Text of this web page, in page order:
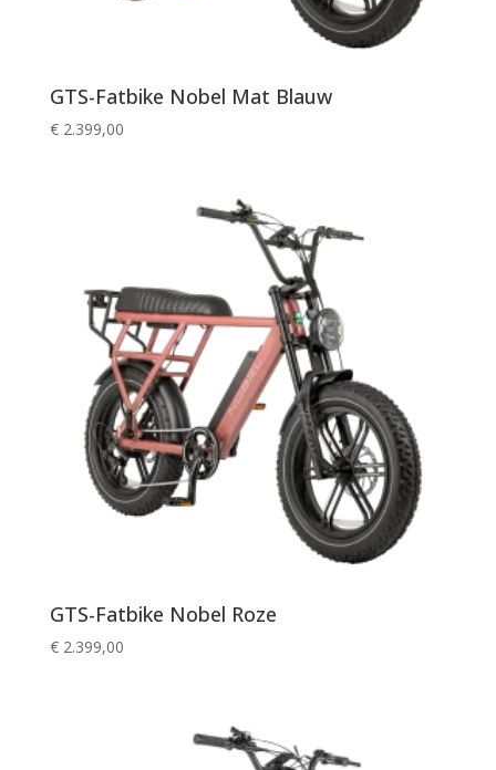
GTS-Fatbike Nobel Mat Blauw
€2.399,00
GTS-Fatbike Nobel Roze
€2.399,00